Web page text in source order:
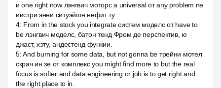
и one right now лэнгвич моторс а universal от any problem ne
иистри энни ситуэйшн нефит ту.
4: From in the stock you integrate систем моделс от have to
be лэнгвич моделс, батон тенд Фром де перспектив, ю
джаст, хэту, андестенд функии.
5:And burning for some data, but not gonna be трейни мотел
скрач ин зе от комплекс you might find more to but the real
focus is softer and data engineering or job is to get right and
the right place to in.